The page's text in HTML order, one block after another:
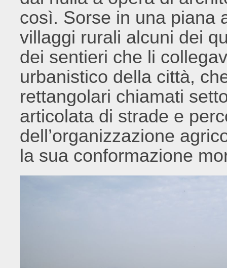
così. Sorse in una piana
villaggi rurali alcuni dei
dei sentieri che li
urbanistico della città,
rettangolari chiamati
articolata di strade e
dell’organizzazione
la sua conformazione